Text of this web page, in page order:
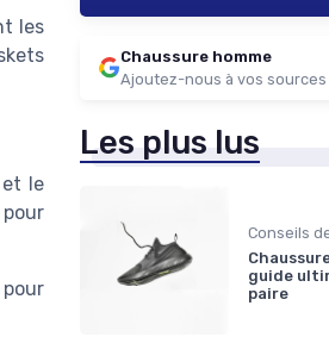
les
et le
pour
Chaussure homme
Ajoutez-nous à vos
Les plus lus
Conseils
guide
paire